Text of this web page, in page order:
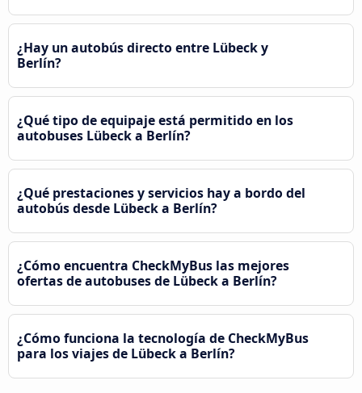
¿Hay un autobús directo entre Lübeck y
Berlín?
¿Qué tipo de equipaje está permitido en los
autobuses Lübeck a Berlín?
¿Qué prestaciones y servicios hay a bordo del
autobús desde Lübeck a Berlín?
¿Cómo encuentra CheckMyBus las mejores
ofertas de autobuses de Lübeck a Berlín?
¿Cómo funciona la tecnología de CheckMyBus
para los viajes de Lübeck a Berlín?